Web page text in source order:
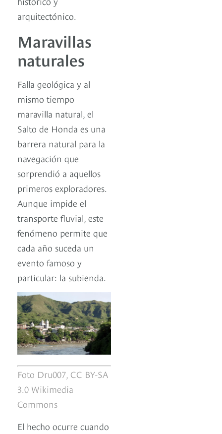
arquitectónico.
Maravillas
naturales
Falla geológica y al
mismo tiempo
maravilla natural, el
Salto de Honda es una
barrera natural para la
navegación que
sorprendió a aquellos
primeros exploradores.
Aunque impide el
transporte fluvial, este
fenómeno permite que
cada año suceda un
evento famoso y
particular: la subienda.
Foto Dru007, CC BY-SA
3.0 Wikimedia
Commons
El hecho ocurre cuando